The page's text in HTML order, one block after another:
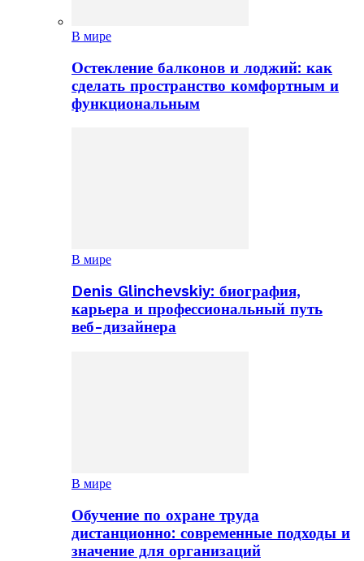
В мире
Остекление балконов и лоджий: как
сделать пространство комфортным и
функциональным
В мире
Denis Glinchevskiy: биография,
карьера и профессиональный путь
веб-дизайнера
В мире
Обучение по охране труда
дистанционно: современные подходы и
значение для организаций